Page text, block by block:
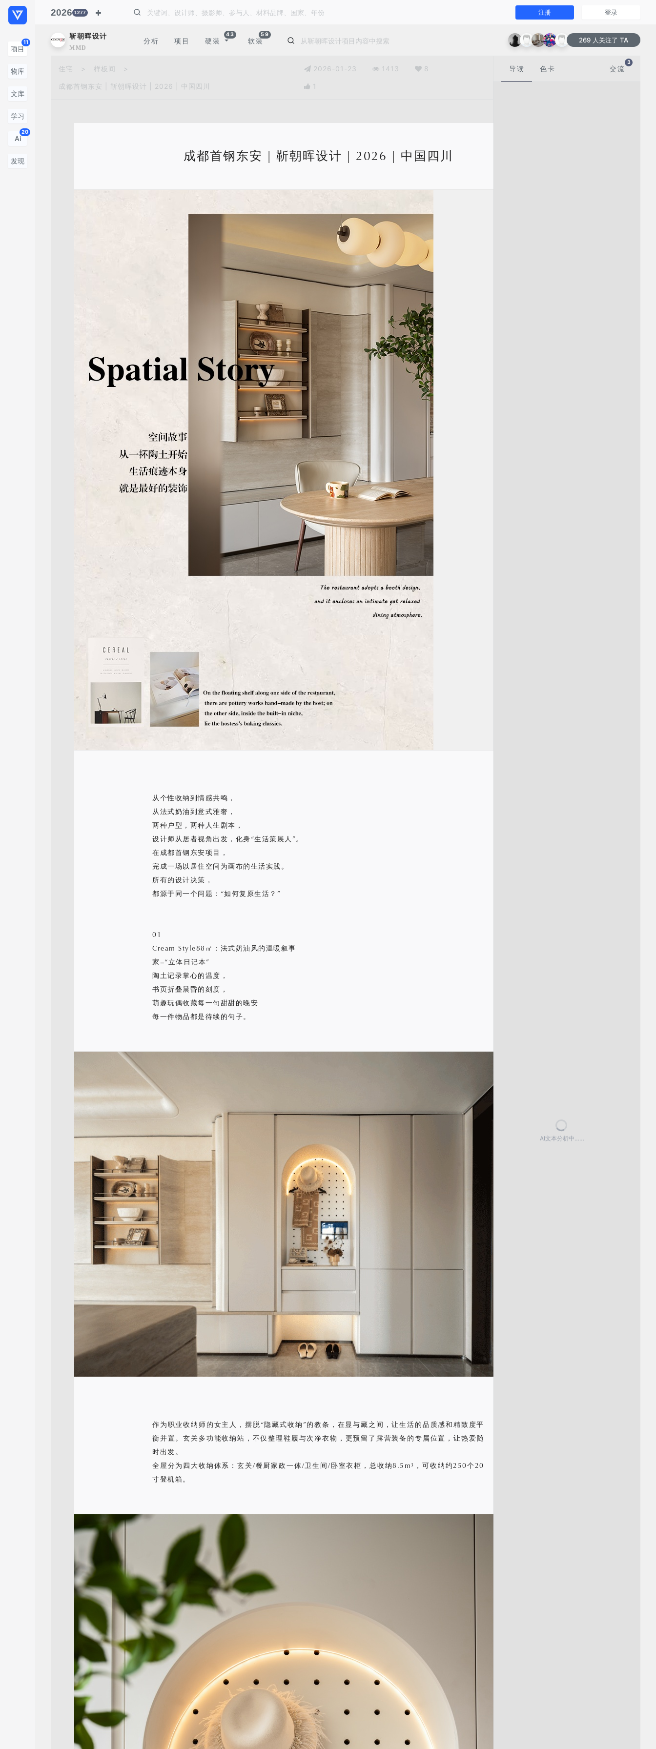
项目
11
物库
文库
学习
Ai
20
发现
2026 1277 注册 登录
靳朝晖设计
MMD
分析 项目 硬装
43
软装
59
269 人关注了 TA
住宅 > 样板间 >
成都首钢东安 | 靳朝晖设计 | 2026 | 中国四川
2026-01-23 1413 8
1
成都首钢东安 | 靳朝晖设计 | 2026 | 中国四川
从个性收纳到情感共鸣，
从法式奶油到意式雅奢，
两种户型，两种人生剧本，
设计师从居者视角出发，化身“生活策展人”。
在成都首钢东安项目，
完成一场以居住空间为画布的生活实践。
所有的设计决策，
都源于同一个问题：“如何复原生活？”
01
Cream Style88㎡：法式奶油风的温暖叙事
家=“立体日记本”
陶土记录掌心的温度，
书页折叠晨昏的刻度，
萌趣玩偶收藏每一句甜甜的晚安
每一件物品都是待续的句子。
作为职业收纳师的女主人，摆脱“隐藏式收纳”的教条，在显与藏之间，让生活的品质感和精致度平
衡并置。玄关多功能收纳站，不仅整理鞋履与次净衣物，更预留了露营装备的专属位置，让热爱随
时出发。
全屋分为四大收纳体系：玄关/餐厨家政一体/卫生间/卧室衣柜，总收纳8.5m³，可收纳约250个20
寸登机箱。
导读 色卡 交流
3
AI文本分析中……